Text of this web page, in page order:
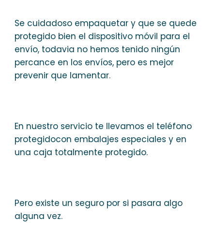
Se cuidadoso empaquetar y que se quede
protegido bien el dispositivo móvil para el
envío, todavia no hemos tenido ningún
percance en los envíos, pero es mejor
prevenir que lamentar.
En nuestro servicio te llevamos el teléfono
protegidocon embalajes especiales y en
una caja totalmente protegido.
Pero existe un seguro por si pasara algo
alguna vez.